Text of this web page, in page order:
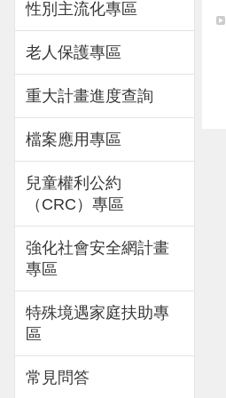
性別主流化專區
老人保護專區
重大計畫進度查詢
檔案應用專區
兒童權利公約
（CRC）專區
強化社會安全網計畫
專區
特殊境遇家庭扶助專
區
常見問答